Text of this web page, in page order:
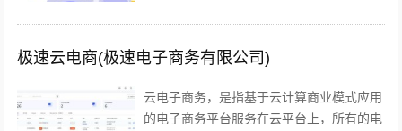
极速云电商(极速电子商务有限公司)
云电子商务，是指基于云计算商业模式应用
的电子商务平台服务在云平台上，所有的电